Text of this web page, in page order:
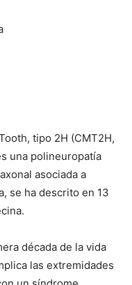
tipo 2H (CMT2H,
una polineuropatía
asociada a
se ha descrito en 13
década de la vida
las extremidades